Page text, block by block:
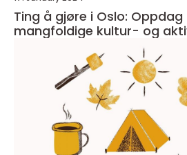
Ting å gjøre i Oslo: Oppdag
mangfoldige kultur- og